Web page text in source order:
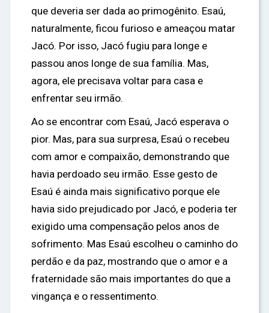
que deveria ser dada ao primogênito. Esaú,
naturalmente, ficou furioso e ameaçou matar
Jacó. Por isso, Jacó fugiu para longe e
passou anos longe de sua família. Mas,
agora, ele precisava voltar para casa e
enfrentar seu irmão.
Ao se encontrar com Esaú, Jacó esperava o
pior. Mas, para sua surpresa, Esaú o recebeu
com amor e compaixão, demonstrando que
havia perdoado seu irmão. Esse gesto de
Esaú é ainda mais significativo porque ele
havia sido prejudicado por Jacó, e poderia ter
exigido uma compensação pelos anos de
sofrimento. Mas Esaú escolheu o caminho do
perdão e da paz, mostrando que o amor e a
fraternidade são mais importantes do que a
vingança e o ressentimento.